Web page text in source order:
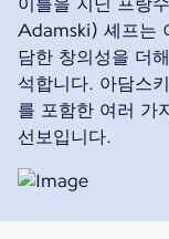
Adamski) 셰프는
담한 창의성을 더
석합니다. 아담스
를 포함한 여러 가
선보입니다.